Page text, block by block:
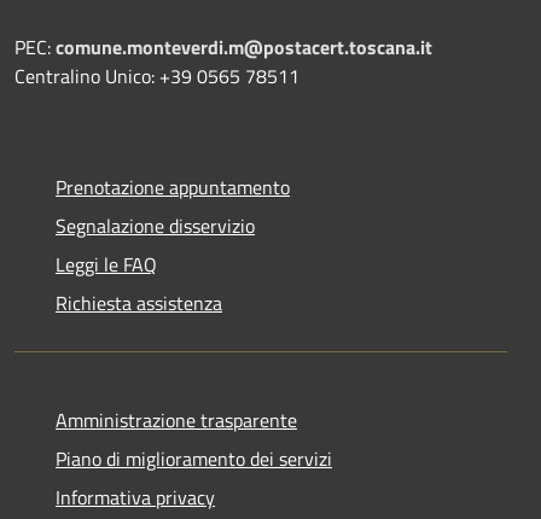
PEC:comune.monteverdi.m@postacert.toscana.it
Centralino Unico: +39 0565 78511
Prenotazione appuntamento
Segnalazione disservizio
Leggi le FAQ
Richiesta assistenza
Amministrazione trasparente
Piano di miglioramento dei servizi
Informativa privacy